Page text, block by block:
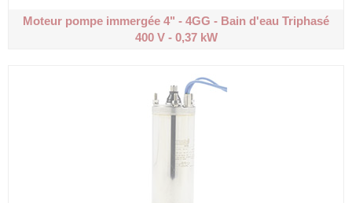
Moteur pompe immergée 4" - 4GG - Bain d'eau Triphasé
400 V - 0,37 kW